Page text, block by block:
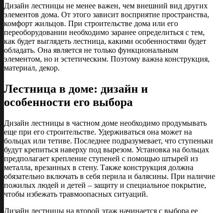
Дизайн лестницы не менее важен, чем внешний вид других
элементов дома. От этого зависит восприятие пространства,
комфорт жильцов. При строительстве дома или его
переоборудовании необходимо заранее определиться с тем,
как будет выглядеть лестница, какими особенностями будет
обладать. Она является не только функциональным
элементом, но и эстетическим. Поэтому важна конструкция,
материал, декор.
Лестница в доме: дизайн и
особенности его выбора
Дизайн лестницы в частном доме необходимо продумывать
еще при его строительстве. Удерживаться она может на
больцах или тетиве. Последнее подразумевает, что ступеньки
будут крепиться наверху под вырезом. Установка на больцах
предполагает крепление ступеней с помощью штырей из
металла, врезанных в стену. Также конструкция должна
обязательно включать в себя перила и балясины. При наличие
пожилых людей и детей – защиту и специальное покрытие,
чтобы избежать травмоопасных ситуаций.
Дизайн лестницы на второй этаж начинается с выбора ее